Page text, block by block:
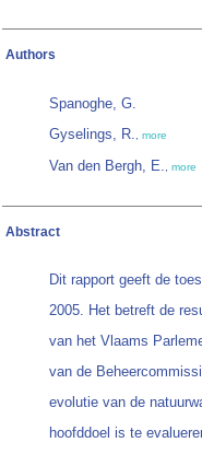
Authors
Spanoghe, G.
Gyselings, R., more
Van den Bergh, E., more
Abstract
Dit rapport geeft de
2005. Het betreft de
van het Vlaams
van de
evolutie van de
hoofddoel is te